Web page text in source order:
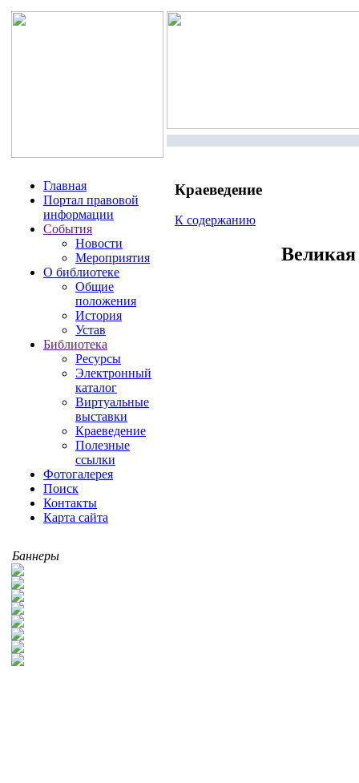
Главная
Портал правовой
информации
События
Новости
Мероприятия
О библиотеке
Общие
положения
История
Устав
Библиотека
Ресурсы
Электронный
каталог
Виртуальные
выставки
Краеведение
Полезные
ссылки
Фотогалерея
Поиск
Контакты
Карта сайта
Баннеры
Краеведение
К содержанию
Великая